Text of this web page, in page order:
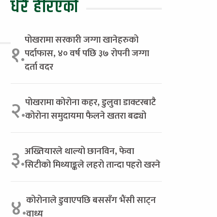
धेरै हेरिएको
१.पोखरामा सरकारी जग्गा खानेहरुको
पर्दाफास, ४० वर्ष पछि ३७ रोपनी जग्गा
दर्ता वदर
२.पोखरामा कोरोना कहर, डुलुवा डाक्टरबाटै
कोरोना समुदायमा फैलने खतरा बढ्यो
३.अख्तियारले थाल्यो छानविन, फेवा
सिटीको मिथ्याङ्कले लहरो तान्दा पहरो खस्ने
४.कोरोनाले डुवाएपछि बससँग भैंसी साट्न
वाध्य